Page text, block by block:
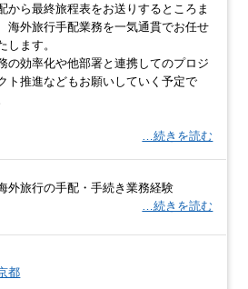
から最終旅程表をお送りするところま
海外旅行手配業務を一気通貫でお任せ
します。
の効率化や他部署と連携してのプロジ
ト推進などもお願いしていく予定で
…続きを読む
外旅行の手配・手続き業務経験
…続きを読む
都